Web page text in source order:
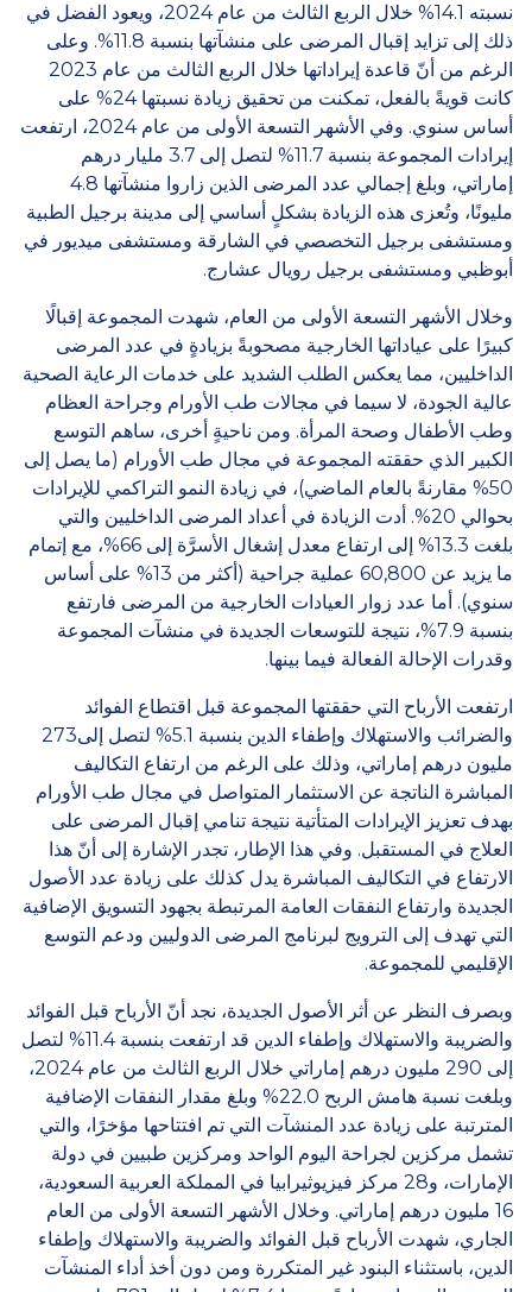
نسبته 14.1% خلال الربع الثالث من عام 2024، ويعود الفضل في
ذلك إلى تزايد إقبال المرضى على منشآتها بنسبة 11.8%. وعلى
الرغم من أنّ قاعدة إيراداتها خلال الربع الثالث من عام 2023
كانت قويةً بالفعل، تمكنت من تحقيق زيادة نسبتها 24% على
أساس سنوي. وفي الأشهر التسعة الأولى من عام 2024، ارتفعت
إيرادات المجموعة بنسبة 11.7% لتصل إلى 3.7 مليار درهم
إماراتي، وبلغ إجمالي عدد المرضى الذين زاروا منشآتها 4.8
مليونًا، وتُعزى هذه الزيادة بشكلٍ أساسي إلى مدينة برجيل الطبية
ومستشفى برجيل التخصصي في الشارقة ومستشفى ميديور في
أبوظبي ومستشفى برجيل رويال عشارج.
وخلال الأشهر التسعة الأولى من العام، شهدت المجموعة إقبالًا
كبيرًا على عياداتها الخارجية مصحوبةً بزيادةٍ في عدد المرضى
الداخليين، مما يعكس الطلب الشديد على خدمات الرعاية الصحية
عالية الجودة، لا سيما في مجالات طب الأورام وجراحة العظام
وطب الأطفال وصحة المرأة. ومن ناحيةٍ أخرى، ساهم التوسع
الكبير الذي حققته المجموعة في مجال طب الأورام (ما يصل إلى
50% مقارنةً بالعام الماضي)، في زيادة النمو التراكمي للإيرادات
بحوالي 20%. أدت الزيادة في أعداد المرضى الداخليين والتي
بلغت 13.3% إلى ارتفاع معدل إشغال الأسرَّة إلى 66%، مع إتمام
ما يزيد عن 60,800 عملية جراحية (أكثر من 13% على أساس
سنوي). أما عدد زوار العيادات الخارجية من المرضى فارتفع
بنسبة 7.9%، نتيجة للتوسعات الجديدة في منشآت المجموعة
وقدرات الإحالة الفعالة فيما بينها.
ارتفعت الأرباح التي حققتها المجموعة قبل اقتطاع الفوائد
والضرائب والاستهلاك وإطفاء الدين بنسبة 5.1% لتصل إلى273
مليون درهم إماراتي، وذلك على الرغم من ارتفاع التكاليف
المباشرة الناتجة عن الاستثمار المتواصل في مجال طب الأورام
بهدف تعزيز الإيرادات المتأتية نتيجة تنامي إقبال المرضى على
العلاج في المستقبل. وفي هذا الإطار، تجدر الإشارة إلى أنّ هذا
الارتفاع في التكاليف المباشرة يدل كذلك على زيادة عدد الأصول
الجديدة وارتفاع النفقات العامة المرتبطة بجهود التسويق الإضافية
التي تهدف إلى الترويج لبرنامج المرضى الدوليين ودعم التوسع
الإقليمي للمجموعة.
وبصرف النظر عن أثر الأصول الجديدة، نجد أنّ الأرباح قبل الفوائد
والضريبة والاستهلاك وإطفاء الدين قد ارتفعت بنسبة 11.4% لتصل
إلى 290 مليون درهم إماراتي خلال الربع الثالث من عام 2024،
وبلغت نسبة هامش الربح 22.0% وبلغ مقدار النفقات الإضافية
المترتبة على زيادة عدد المنشآت التي تم افتتاحها مؤخرًا، والتي
تشمل مركزين لجراحة اليوم الواحد ومركزين طبيين في دولة
الإمارات، و28 مركز فيزيوثيرابيا في المملكة العربية السعودية،
16 مليون درهم إماراتي. وخلال الأشهر التسعة الأولى من العام
الجاري، شهدت الأرباح قبل الفوائد والضريبة والاستهلاك وإطفاء
الدين، باستثناء البنود غير المتكررة ومن دون أخذ أداء المنشآت